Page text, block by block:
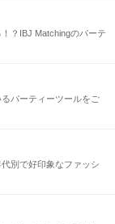
？IBJ Matchingのパーテ
パーティーツールをご
別で好印象なファッシ